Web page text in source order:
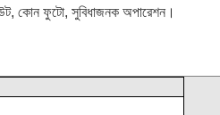
কোন ফুটো, সুবিধাজনক অপারেশন।